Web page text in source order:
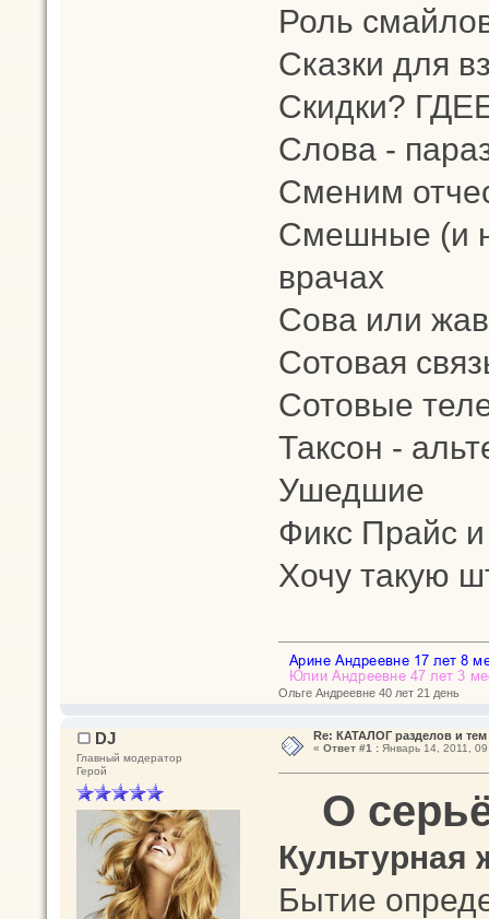
Роль
Сказки для
Скидки?
Слова -
Сменим
Смешные (и
врачах
Сова или
Сотовая
Сотовые
Таксон -
Ушедшие
Фикс Прайс
Хочу такую
Ольге Андреевне 40 лет 21 день
DJ
Главный модератор
Герой
Re: КАТАЛОГ разделов и тем
« Ответ #1 :Январь 14, 2011,
О
Бытие